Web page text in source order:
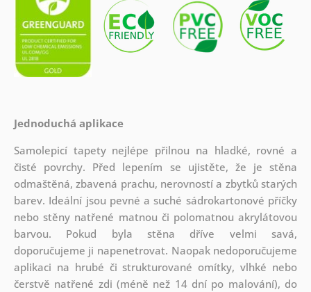
Jednoduchá aplikace
Samolepicí tapety nejlépe přilnou na hladké, rovné a
čisté povrchy. Před lepením se ujistěte, že je stěna
odmaštěná, zbavená prachu, nerovností a zbytků starých
barev. Ideální jsou pevné a suché sádrokartonové příčky
nebo stěny natřené matnou či polomatnou akrylátovou
barvou. Pokud byla stěna dříve velmi savá,
doporučujeme ji napenetrovat. Naopak nedoporučujeme
aplikaci na hrubé či strukturované omítky, vlhké nebo
čerstvě natřené zdi (méně než 14 dní po malování), do